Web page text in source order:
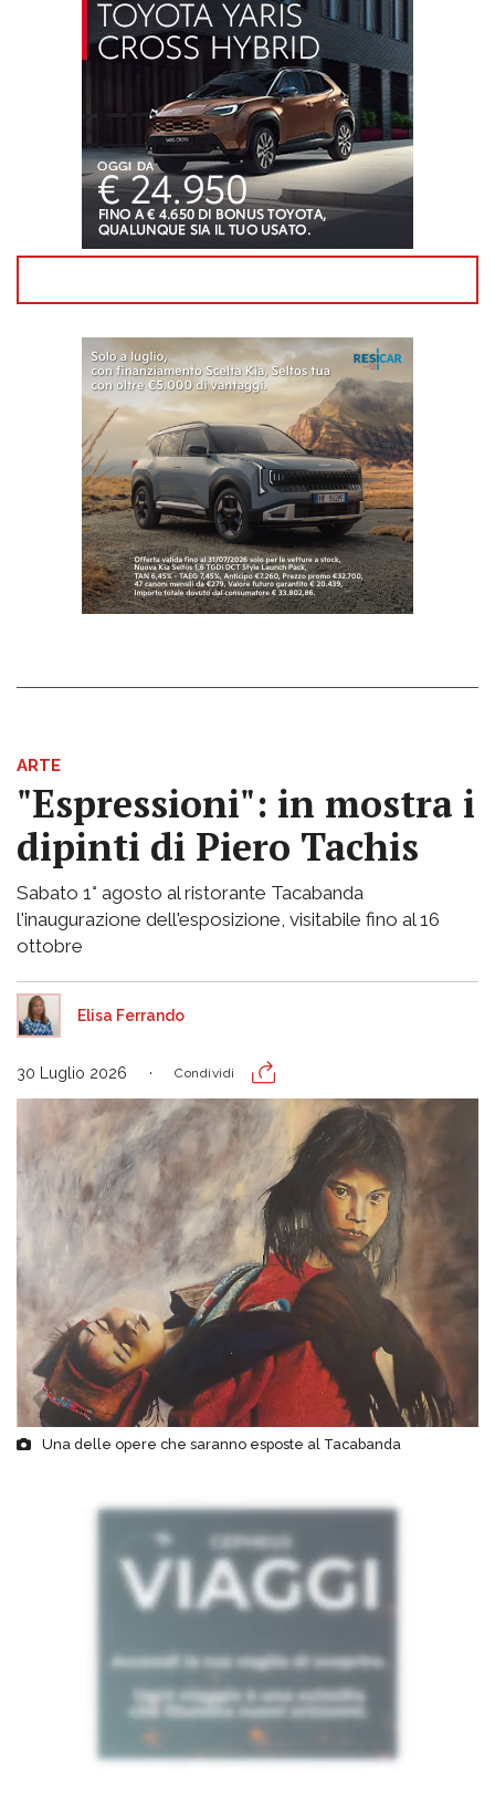
ARTE
"Espressioni": in mostra i
dipinti di Piero Tachis
Sabato 1° agosto al ristorante Tacabanda
l'inaugurazione dell'esposizione, visitabile fino al 16
ottobre
Elisa Ferrando
30 Luglio 2026 Condividi
Una delle opere che saranno esposte al Tacabanda